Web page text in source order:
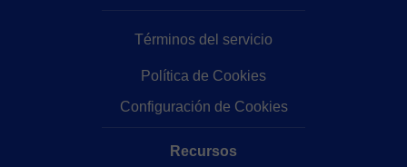
Términos del servicio
Política de Cookies
Configuración de Cookies
Recursos